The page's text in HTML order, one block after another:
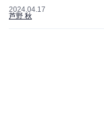
2024.04.17
芦野 秋